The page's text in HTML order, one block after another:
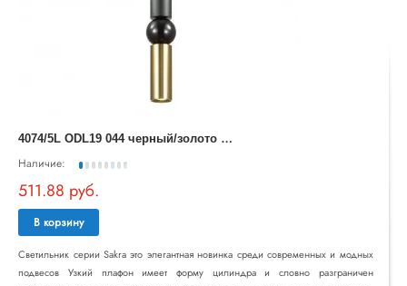
4
074/5L ODL19 044 черный/золото Подвес GU10 1*5W SAKRA
Наличие:
511.88 руб.
В корзину
Светильник серии Sakra это элегантная новинка среди современных и модных
подвесов Узкий плафон имеет форму цилиндра и словно разграничен